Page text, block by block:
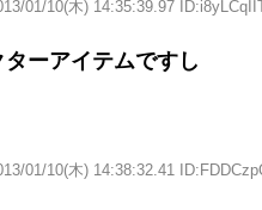
01/10(木) 14:35:39.97
ーアイテムですし
01/10(木) 14:38:32.41